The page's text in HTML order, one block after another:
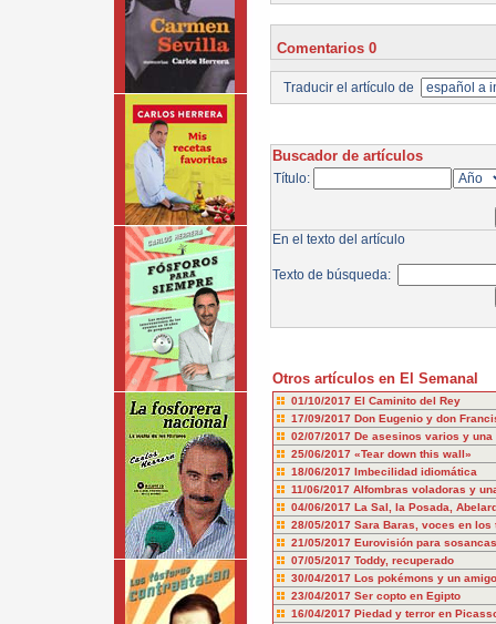
Comentarios 0
Traducir el artículo de
Buscador de artículos
Título:
En el texto del artículo
Texto de búsqueda:
Otros artículos en El Semanal
01/10/2017 El Caminito del Rey
17/09/2017 Don Eugenio y don
02/07/2017 De asesinos varios y una
25/06/2017 «Tear down this wall»
18/06/2017 Imbecilidad idiomática
11/06/2017 Alfombras voladoras y
04/06/2017 La Sal, la Posada,
28/05/2017 Sara Baras, voces en los
21/05/2017 Eurovisión para sosancas
07/05/2017 Toddy, recuperado
30/04/2017 Los pokémons y un amigo
23/04/2017 Ser copto en Egipto
16/04/2017 Piedad y terror en